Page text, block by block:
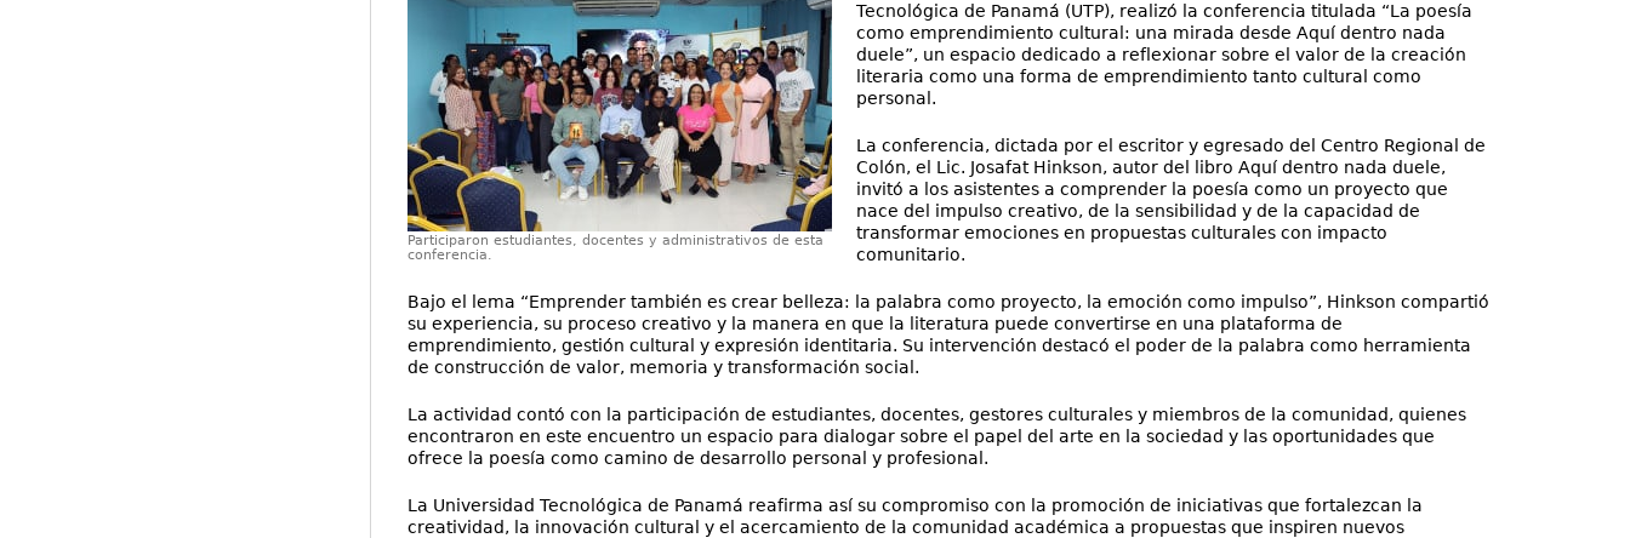
Participaron estudiantes, docentes y administrativos de esta
conferencia.
Tecnológica de Panamá (UTP), realizó la conferencia titulada “La poesía
como emprendimiento cultural: una mirada desde Aquí dentro nada
duele”, un espacio dedicado a reflexionar sobre el valor de la creación
literaria como una forma de emprendimiento tanto cultural como
personal.
La conferencia, dictada por el escritor y egresado del Centro Regional de
Colón, el Lic. Josafat Hinkson, autor del libro Aquí dentro nada duele,
invitó a los asistentes a comprender la poesía como un proyecto que
nace del impulso creativo, de la sensibilidad y de la capacidad de
transformar emociones en propuestas culturales con impacto
comunitario.
Bajo el lema “Emprender también es crear belleza: la palabra como proyecto, la emoción como impulso”, Hinkson compartió
su experiencia, su proceso creativo y la manera en que la literatura puede convertirse en una plataforma de
emprendimiento, gestión cultural y expresión identitaria. Su intervención destacó el poder de la palabra como herramienta
de construcción de valor, memoria y transformación social.
La actividad contó con la participación de estudiantes, docentes, gestores culturales y miembros de la comunidad, quienes
encontraron en este encuentro un espacio para dialogar sobre el papel del arte en la sociedad y las oportunidades que
ofrece la poesía como camino de desarrollo personal y profesional.
La Universidad Tecnológica de Panamá reafirma así su compromiso con la promoción de iniciativas que fortalezcan la
creatividad, la innovación cultural y el acercamiento de la comunidad académica a propuestas que inspiren nuevos